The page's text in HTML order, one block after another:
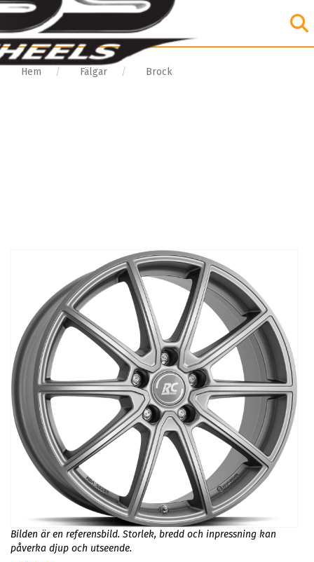
Hem Fälgar Brock
Bilden är en referensbild. Storlek, bredd och inpressning kan
påverka djup och utseende.